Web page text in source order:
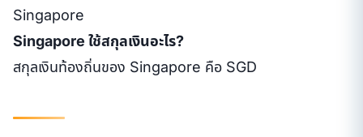
Singapore
Singapore ใช้สกุลเงินอะไร?
สกุลเงินท้องถิ่นของ Singapore คือ SGD